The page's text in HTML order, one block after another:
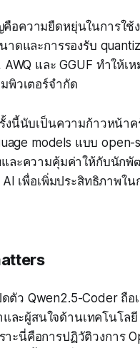
อความยืดหยุ่นในการใช้
าดและการรองรับ
AWQ และ GGUF ทำให้เ
พิวเตอร์จำกัด
งนี้นับเป็นความก้าวหน้า
models แบบ open-
ละความคุ้มค่าให้กับนักพั
AI เพื่อเพิ่มประสิทธิภาพใ
ดตัว Qwen2.5-Coder ถื
ละผู้สนใจด้านเทคโนโลยี
าะนี่คือการปฏิวัติวงการ